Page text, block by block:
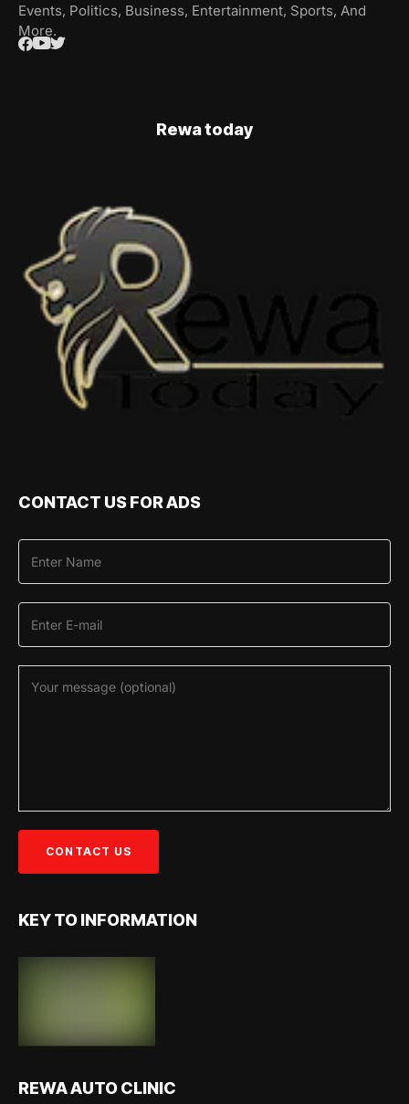
Events, Politics, Business, Entertainment, Sports, And
More.
Rewa today
CONTACT US FOR ADS
KEY TO INFORMATION
REWA AUTO CLINIC